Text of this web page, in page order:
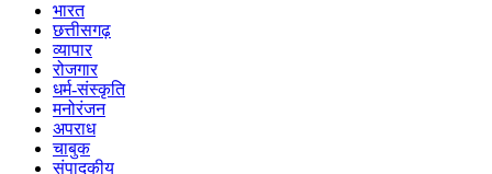
भारत
छत्तीसगढ़
व्यापार
रोजगार
धर्म-संस्कृति
मनोरंजन
अपराध
चाबुक
संपादकीय